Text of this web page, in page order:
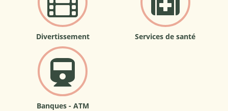
Divertissement Services de santé
Banques - ATM